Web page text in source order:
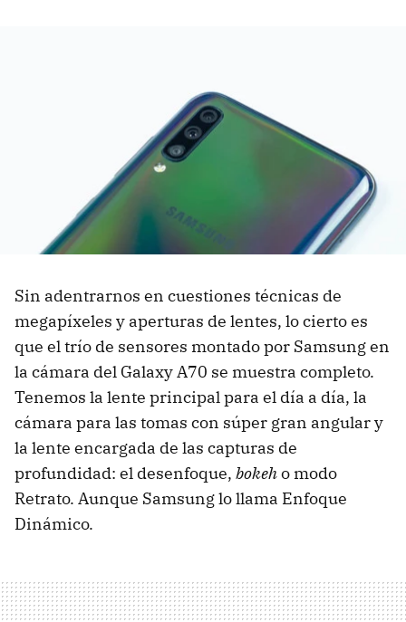
Sin adentrarnos en cuestiones técnicas de
megapíxeles y aperturas de lentes, lo cierto es
que el trío de sensores montado por Samsung en
la cámara del Galaxy A70 se muestra completo.
Tenemos la lente principal para el día a día, la
cámara para las tomas con súper gran angular y
la lente encargada de las capturas de
profundidad: el desenfoque, bokeho modo
Retrato. Aunque Samsung lo llama Enfoque
Dinámico.